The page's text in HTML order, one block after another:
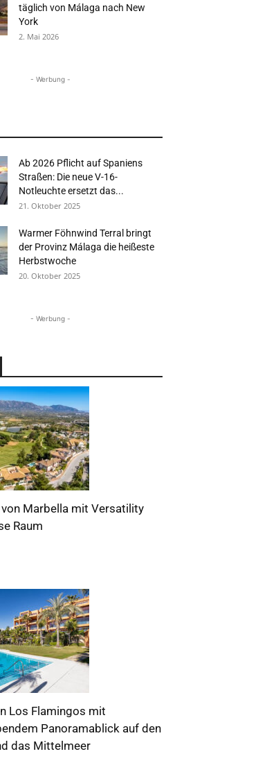
täglich von Málaga nach New
York
2. Mai 2026
- Werbung -
Ab 2026 Pflicht auf Spaniens
Straßen: Die neue V-16-
Notleuchte ersetzt das...
21. Oktober 2025
Warmer Föhnwind Terral bringt
der Provinz Málaga die heißeste
Herbstwoche
20. Oktober 2025
- Werbung -
Marbella mit Versatility
Raum
Los Flamingos mit
Panoramablick auf den
das Mittelmeer